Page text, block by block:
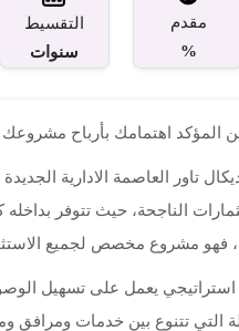
مقدم
%
التقسيط
سنوات
المؤكد اهتمامك بأرباح مشروعك
تاور العاصمة الادارية
الناجحة، حيث تتوفر بداخله
فهو مشروع مخصص لجميع
يعمل على تسهيل
التي تتنوع بين خدمات